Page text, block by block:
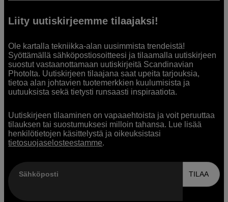
Liity uutiskirjeemme tilaajaksi!
Ole kartalla tekniikka-alan uusimmista trendeistä!
Syöttämällä sähköpostiosoitteesi ja tilaamalla uutiskirjeen
suostut vastaanottamaan uutiskirjeitä Scandinavian
Photolta. Uutiskirjeen tilaajana saat upeita tarjouksia,
tietoa alan johtavien tuotemerkkien kuulumisista ja
uutuuksista sekä tietysti runsaasti inspiraatiota.
Uutiskirjeen tilaaminen on vapaaehtoista ja voit peruuttaa
tilauksen tai suostumuksesi milloin tahansa. Lue lisää
henkilötietojen käsittelystä ja oikeuksistasi
tietosuojaselosteestamme.
Sähköposti TILAA